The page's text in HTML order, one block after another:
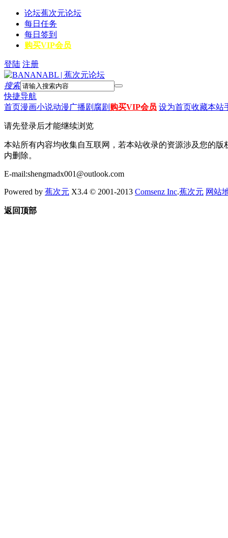
论坛蕉次元论坛
每日任务
每日签到
购买VIP会员
登陆 注册
搜索
快捷导航
首页漫画小说动漫广播剧 腐剧 购买VIP会员 设为首页收藏本站
请先登录后才能继续浏览
本站所有内容均收集自互联网，若本站收录的资源涉及您的
内删除。
E-mail:shengmadx001@outlook.com
Powered by 蕉次元 X3.4 © 2001-2013 Comsenz Inc.蕉次元 网站
返回顶部